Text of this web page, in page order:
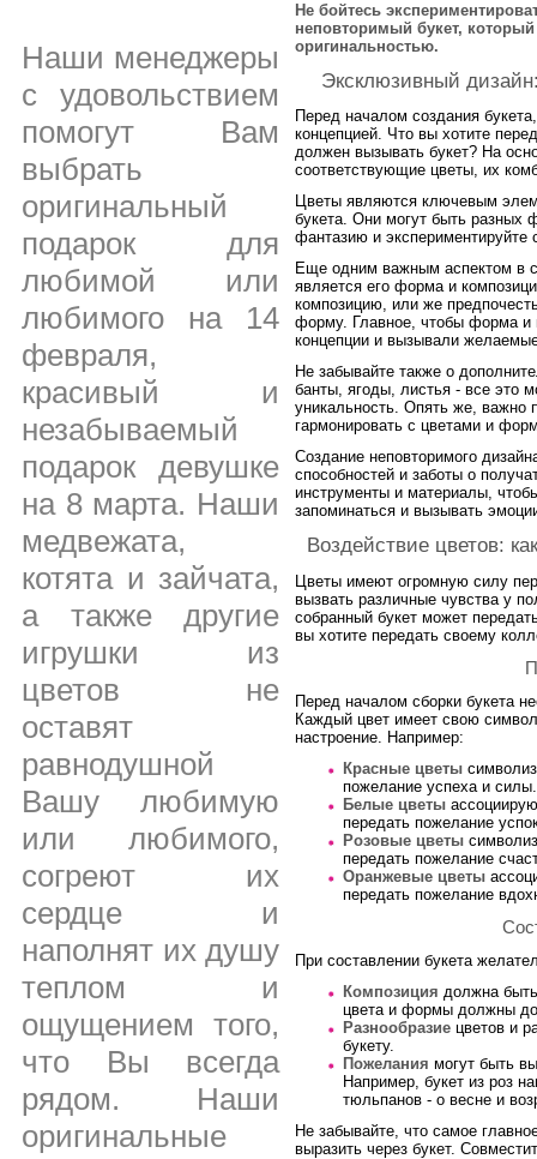
Наши менеджеры
с удовольствием
помогут Вам
выбрать
оригинальный
подарок для
любимой или
любимого на 14
февраля,
красивый и
незабываемый
подарок девушке
на 8 марта. Наши
медвежата,
котята и зайчата,
а также другие
игрушки из
цветов не
оставят
равнодушной
Вашу любимую
или любимого,
согреют их
сердце и
наполнят их душу
теплом и
ощущением того,
что Вы всегда
рядом. Наши
оригинальные
Не бойтесь
неповторимый букет, который
оригинальностью.
Эксклюзивный
Перед началом создания
концепцией. Что вы хотите
должен вызывать букет? На
соответствующие цветы, их
Цветы являются ключевым
букета. Они могут быть разных
фантазию и
Еще одним важным аспектом в
является его форма и
композицию, или же
форму. Главное, чтобы форма и
концепции и вызывали
Не забывайте также о
банты, ягоды, листья - все это
уникальность. Опять же, важно
гармонировать с цветами и
Создание неповторимого
способностей и заботы о
инструменты и материалы,
запоминаться и вызывать
Воздействие цветов:
Цветы имеют огромную силу
вызвать различные чувства у
собранный букет может
вы хотите передать своему
Перед началом сборки букета
Каждый цвет имеет свою
настроение. Например:
Красные цветы
пожелание успеха и силы.
Белые цветы
передать пожелание
Розовые цветы
передать пожелание
Оранжевые цветы
передать пожелание
При составлении букета
Композиция должна
цвета и формы должны
Разнообразие цветов и
букету.
Пожелания могут быть
Например, букет из роз
тюльпанов - о весне и
Не забывайте, что самое
выразить через букет.